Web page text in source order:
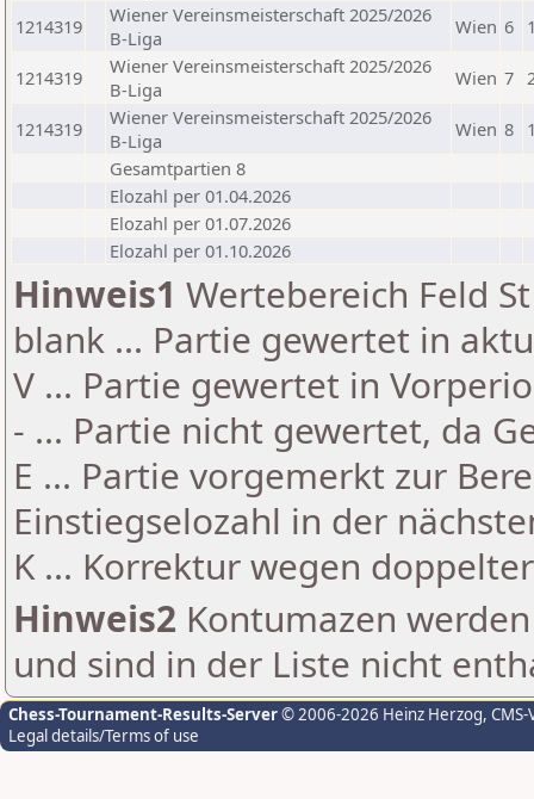
1214319
Wiener Vereinsmeisterschaft 2025/2026
B-Liga
Wien 6
1214319
Wiener Vereinsmeisterschaft 2025/2026
B-Liga
Wien 7
1214319
Wiener Vereinsmeisterschaft 2025/2026
B-Liga
Wien 8
Gesamtpartien 8
Elozahl per 01.04.2026
Elozahl per 01.07.2026
Elozahl per 01.10.2026
Hinweis1 Wertebereich Feld
blank ... Partie gewertet in
V ... Partie gewertet in
- ... Partie nicht gewertet, da
E ... Partie vorgemerkt zur
Einstiegselozahl in der
K ... Korrektur wegen
Hinweis2 Kontumazen
und sind in der Liste nicht
Chess-Tournament-Results-Server© 2006-2026 Heinz Herzog,
Legal details/Terms of use